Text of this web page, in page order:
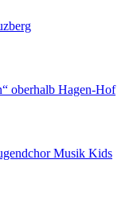
oberhalb Hagen-Hof
Musik Kids